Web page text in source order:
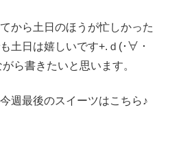
から土日のほうが忙しかった
土日は嬉しいです+.ｄ(･∀・
ら書きたいと思います。
週最後のスイーツはこちら♪